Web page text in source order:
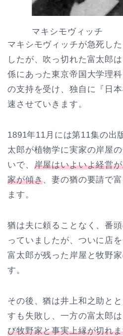
マキシモヴィッチ
マキシモヴィッチが急死し
したが、吹っ切れた富太郎
係にあった東京帝国大学理
の支持を受け、独自に『日
速させていきます。
1891年11月には第11集の出
太郎が植物学に実家の岸屋
いで、 岸屋はいよいよ経営
家が傾き、妻の猶の要請で
ます。
猶は夫に頼ることなく、番
っていましたが、ついに店
富太郎が残った岸屋と牧野
す。
その後、猶は井上和之助と
すも失敗し、一方の富太郎
び牧野家と事実上縁が切れ